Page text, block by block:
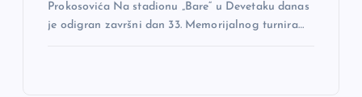
Prokosovića Na stadionu „Bare“ u Devetaku danas
je odigran završni dan 33. Memorijalnog turnira…